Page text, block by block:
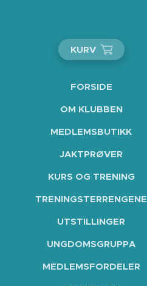
KURV
FORSIDE
OM KLUBBEN
MEDLEMSBUTIKK
JAKTPRØVER
KURS OG TRENING
TRENINGSTERRENGENE
UTSTILLINGER
UNGDOMSGRUPPA
MEDLEMSFORDELER